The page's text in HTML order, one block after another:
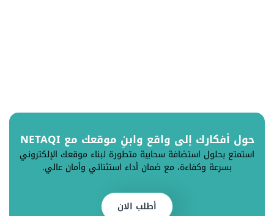
حول أفكارك إلى واقع وابنِ موقعك مع NETAQI
استمتع بحلول استضافة سحابية متطورة لبناء موقعك الإلكتروني
بسرعة وكفاءة، مع ضمان أداء استثنائي وأمان عالي.
أطلب الان